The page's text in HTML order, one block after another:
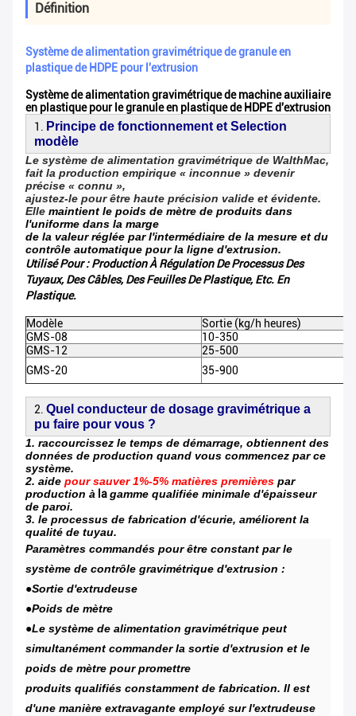
Définition
Système de alimentation gravimétrique de granule en
plastique de HDPE pour l'extrusion
Système de alimentation gravimétrique de machine auxiliaire
en plastique pour le granule en plastique de HDPE d'extrusion
1. Principe de fonctionnement et Selection
modèle
Le système de alimentation gravimétrique de WalthMac,
fait la production empirique « inconnue » devenir
précise « connu »,
ajustez-le pour être haute précision valide et évidente.
Elle maintient le poids de mètre de produits dans
l'uniforme dans la marge
de la valeur réglée par l'intermédiaire de la mesure et du
contrôle automatique pour la ligne d'extrusion.
Utilisé Pour : Production À Régulation De Processus Des
Tuyaux, Des Câbles, Des Feuilles De Plastique, Etc. En
Plastique.
Modèle
Sortie (kg/h heures)
GMS-08
10-350
GMS-12
25-500
GMS-20
35-900
2. Quel conducteur de dosage gravimétrique a
pu faire pour vous ?
1. raccourcissez le temps de démarrage, obtiennent des
données de production quand vous commencez par ce
système.
2. aide pour sauver 1%-5% matières premières par
production à lagamme qualifiée minimale d'épaisseur
de paroi.
3. le processus de fabrication d'écurie, améliorent la
qualité de tuyau.
Paramètres commandés pour être constant par le
système de contrôle gravimétrique d'extrusion :
●Sortie d'extrudeuse
●Poids de mètre
●Le système de alimentation gravimétrique peut
simultanément commander la sortie d'extrusion et le
poids de mètre pour promettre
produits qualifiés constamment de fabrication. Il est
d'une manière extravagante employé sur l'extrudeuse